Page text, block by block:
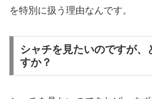
を特別に扱う理由なんです。
シャチを見たいのですが、
すか？